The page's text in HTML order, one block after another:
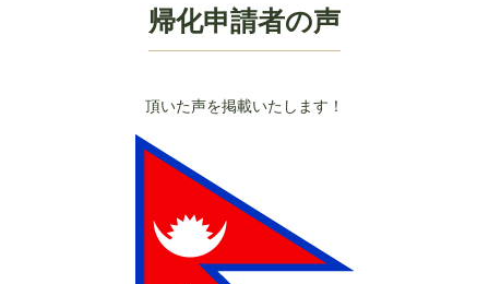
帰化申請者の声
頂いた声を掲載いたします！